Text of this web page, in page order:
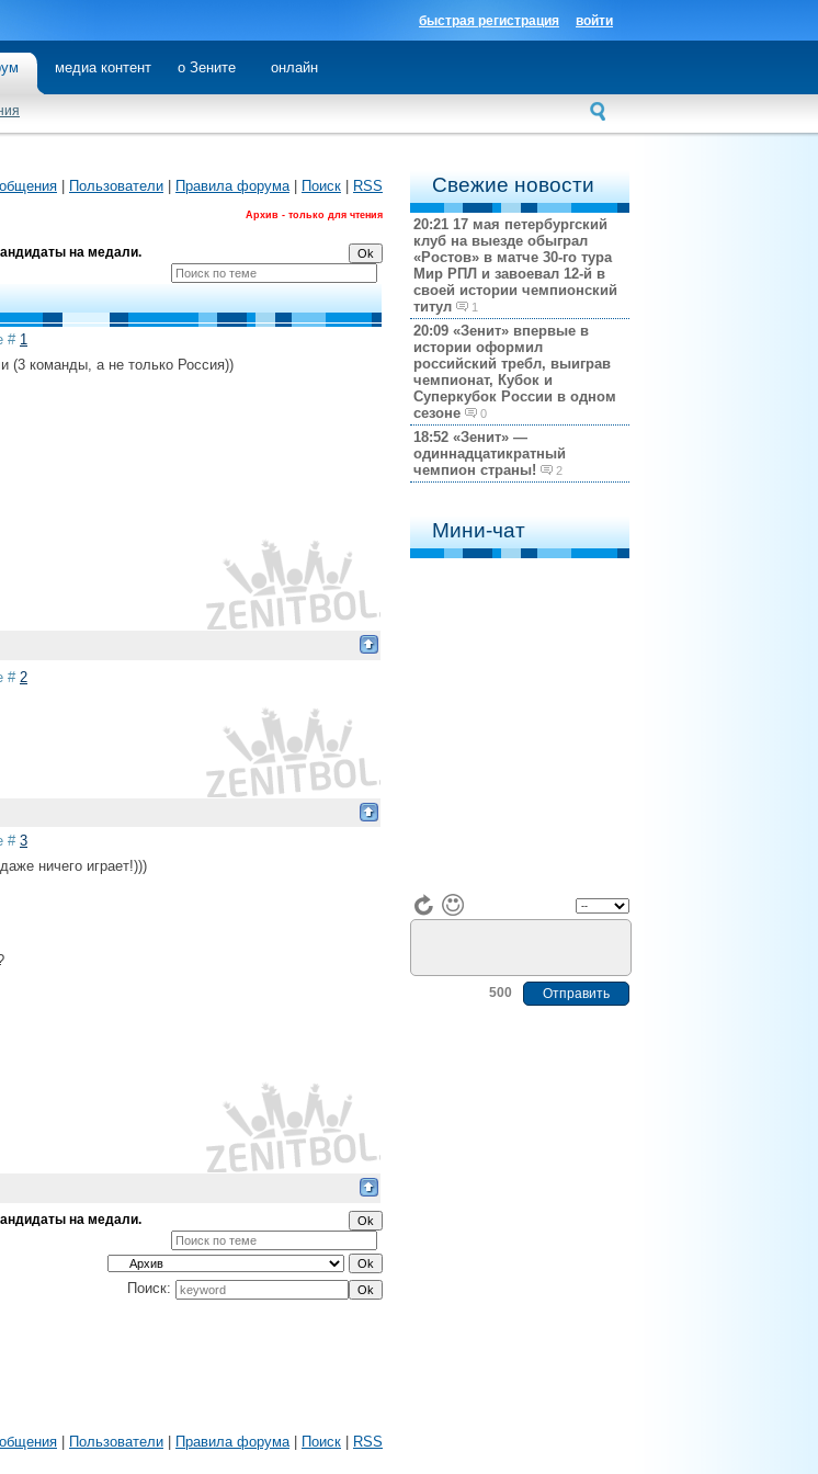
войти
быстрая регистрация
медиа контент о Зените онлайн
Свежие новости
20:21 17 мая петербургский
клуб на выезде обыграл
«Ростов» в матче 30-го тура
Мир РПЛ и завоевал 12-й в
своей истории чемпионский
титул
1
20:09 «Зенит» впервые в
истории оформил
российский требл, выиграв
чемпионат, Кубок и
Суперкубок России в одном
сезоне
0
18:52 «Зенит» —
одиннадцатикратный
чемпион страны!
2
Мини-чат
500
Пользователи Правила форума| Поиск RSS
Архив - только для чтения
на медали.
# 1
(3 команды, а не только Россия))
# 2
# 3
ничего играет!)))
на медали.
Поиск:
Пользователи Правила форума| Поиск RSS